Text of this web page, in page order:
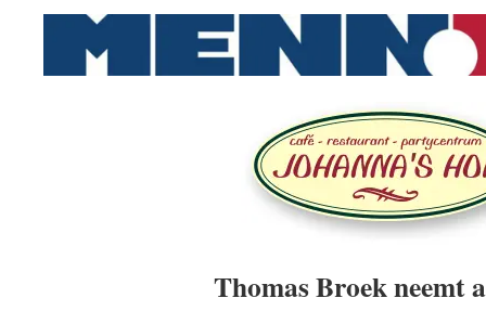
Thomas Broek neemt